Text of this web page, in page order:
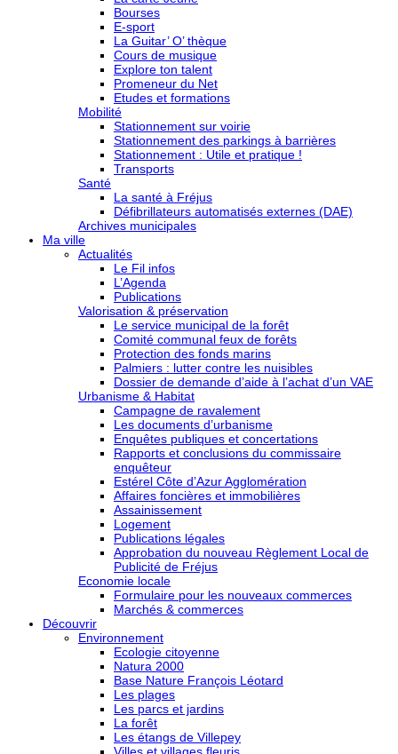
Bourses
E-sport
La Guitar’ O’ thèque
Cours de musique
Explore ton talent
Promeneur du Net
Etudes et formations
Mobilité
Stationnement sur voirie
Stationnement des parkings à barrières
Stationnement : Utile et pratique !
Transports
Santé
La santé à Fréjus
Défibrillateurs automatisés externes (DAE)
Archives municipales
Ma ville
Actualités
Le Fil infos
L’Agenda
Publications
Valorisation & préservation
Le service municipal de la forêt
Comité communal feux de forêts
Protection des fonds marins
Palmiers : lutter contre les nuisibles
Dossier de demande d’aide à l’achat d’un VAE
Urbanisme & Habitat
Campagne de ravalement
Les documents d’urbanisme
Enquêtes publiques et concertations
Rapports et conclusions du commissaire
enquêteur
Estérel Côte d’Azur Agglomération
Affaires foncières et immobilières
Assainissement
Logement
Publications légales
Approbation du nouveau Règlement Local de
Publicité de Fréjus
Economie locale
Formulaire pour les nouveaux commerces
Marchés & commerces
Découvrir
Environnement
Ecologie citoyenne
Natura 2000
Base Nature François Léotard
Les plages
Les parcs et jardins
La forêt
Les étangs de Villepey